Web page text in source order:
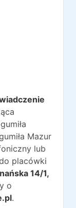
Mazur
lub
placówki
14/1,
o
.